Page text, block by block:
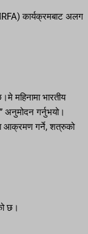
कार्यक्रमबाट अलग
महिनामा भारतीय
अनुमोदन गर्नुभयो।
आक्रमण गर्ने, शत्रुको
छ।